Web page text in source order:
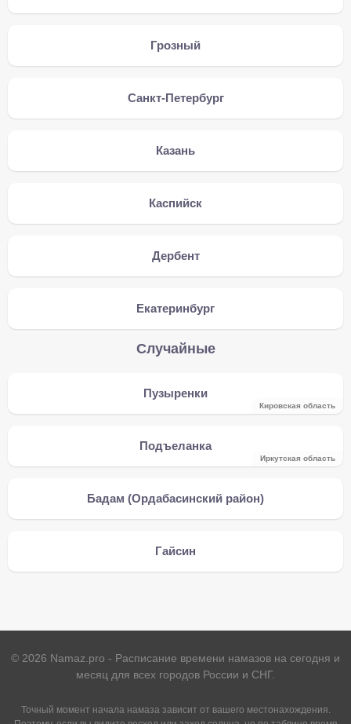
Грозный
Санкт-Петербург
Казань
Каспийск
Дербент
Екатеринбург
Случайные
Пузыренки
Кировская область
Подъеланка
Иркутская область
Бадам (Ордабасинский район)
Гайсин
© 2026 Namaz.pro - Расписание времени намазов на сегодня и
месяц для всех городов России и СНГ.
Точный момент начала намаза зависит от вашего местонахождения.